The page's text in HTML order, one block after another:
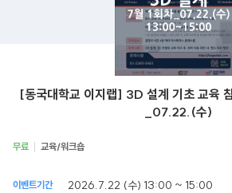
[동국대학교 이지랩] 3D 설계 기초 교육
_07.22.(수)
무료 교육/워크숍
이벤트기간 2026.7.22 (수) 13:00 ~ 15:00